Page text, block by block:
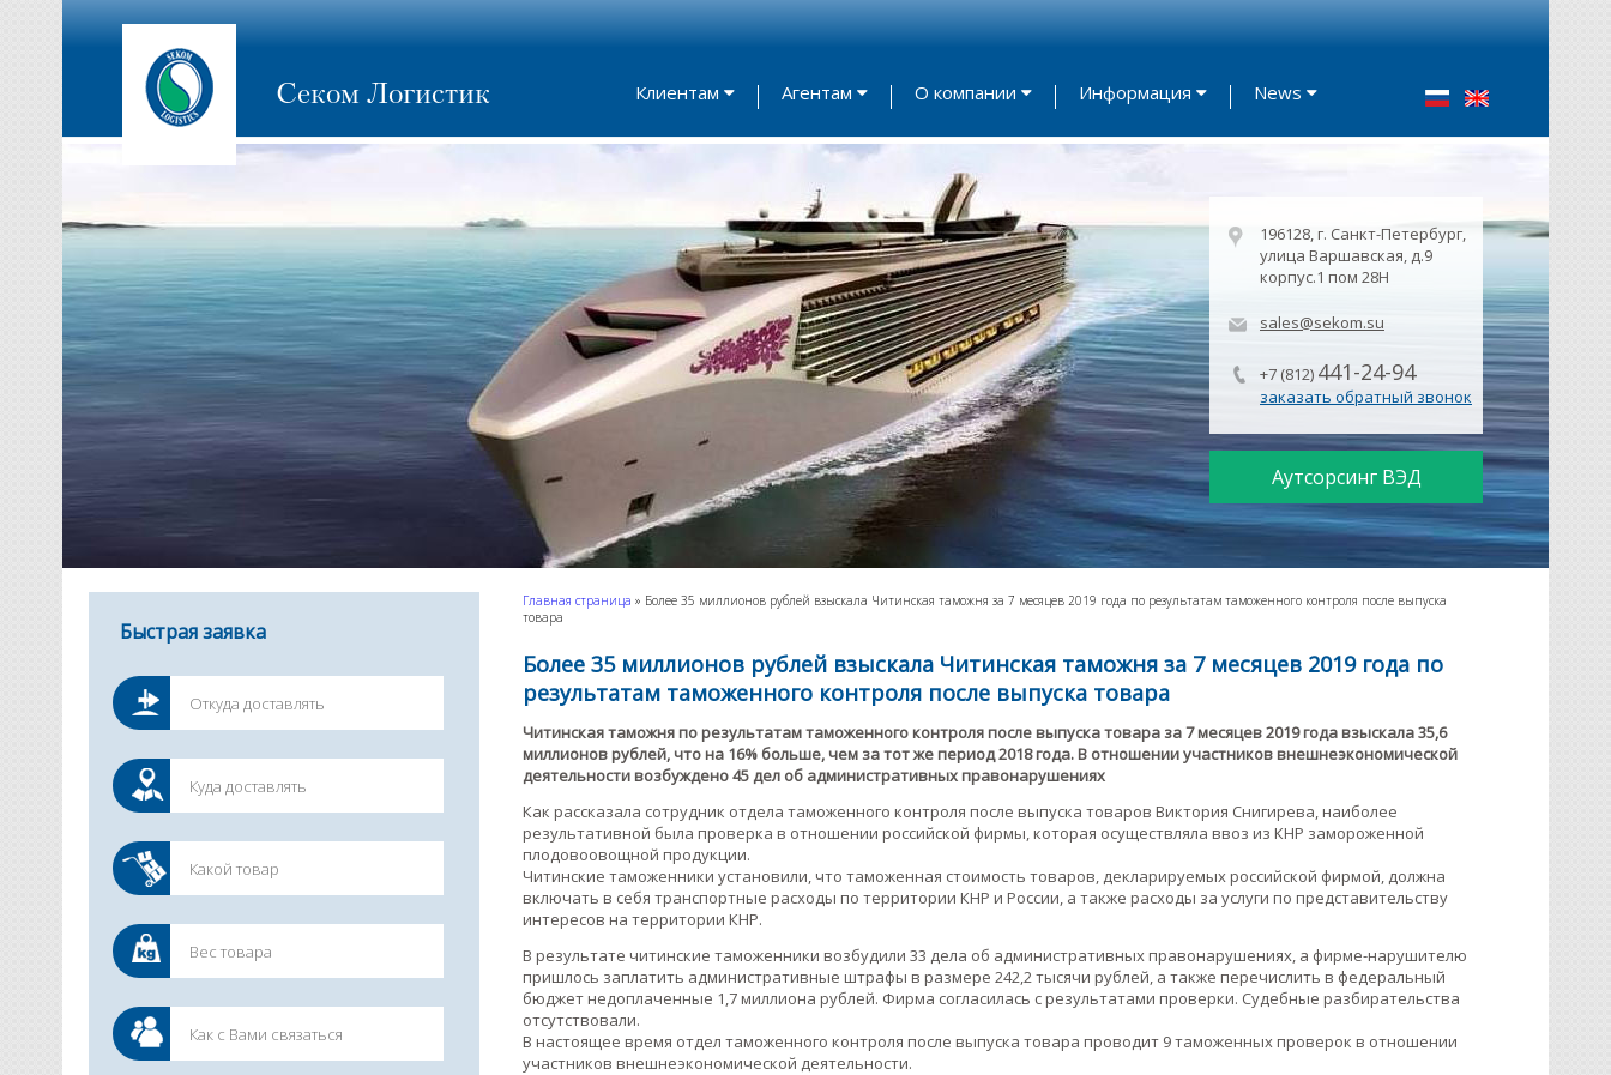
Секом Логистик Клиентам Агентам О компании Информация News
196128, г. Санкт-Петербург,
улица Варшавская, д.9
корпус.1 пом 28Н
sales@sekom.su
+7 (812) 441-24-94
заказать обратный звонок
Аутсорсинг ВЭД
Быстрая заявка
Главная страница » Более 35 миллионов рублей взыскала Читинская таможня за 7 месяцев 2019 года по результатам таможенного контроля после выпуска
товара
Более 35 миллионов рублей взыскала Читинская таможня за 7 месяцев 2019 года по
результатам таможенного контроля после выпуска товара
Читинская таможня по результатам таможенного контроля после выпуска товара за 7 месяцев 2019 года взыскала 35,6
миллионов рублей, что на 16% больше, чем за тот же период 2018 года. В отношении участников внешнеэкономической
деятельности возбуждено 45 дел об административных правонарушениях
Как рассказала сотрудник отдела таможенного контроля после выпуска товаров Виктория Снигирева, наиболее
результативной была проверка в отношении российской фирмы, которая осуществляла ввоз из КНР замороженной
плодовоовощной продукции.
Читинские таможенники установили, что таможенная стоимость товаров, декларируемых российской фирмой, должна
включать в себя транспортные расходы по территории КНР и России, а также расходы за услуги по представительству
интересов на территории КНР.
В результате читинские таможенники возбудили 33 дела об административных правонарушениях, а фирме-нарушителю
пришлось заплатить административные штрафы в размере 242,2 тысячи рублей, а также перечислить в федеральный
бюджет недоплаченные 1,7 миллиона рублей. Фирма согласилась с результатами проверки. Судебные разбирательства
отсутствовали.
В настоящее время отдел таможенного контроля после выпуска товара проводит 9 таможенных проверок в отношении
участников внешнеэкономической деятельности.